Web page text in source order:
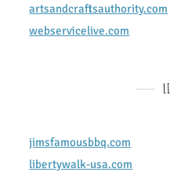
artsandcraftsauthority.com
webservicelive.com
jimsfamousbbq.com
libertywalk-usa.com